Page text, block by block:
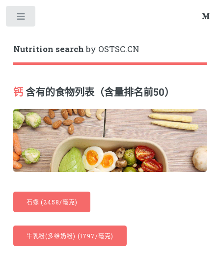
Nutrition searchby OSTSC.CN
钙含有的食物列表（含量排名前50）
石螺 (2458/毫克)
牛乳粉(多维奶粉) (1797/毫克)